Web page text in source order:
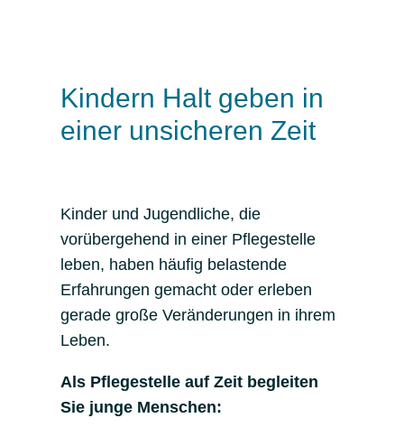
Kindern Halt geben in
einer unsicheren Zeit
Kinder und Jugendliche, die
vorübergehend in einer Pflegestelle
leben, haben häufig belastende
Erfahrungen gemacht oder erleben
gerade große Veränderungen in ihrem
Leben.
Als Pflegestelle auf Zeit begleiten
Sie junge Menschen: